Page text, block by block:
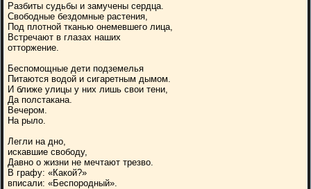
Разбиты судьбы и замучены сердца.
Свободные бездомные растения,
Под плотной тканью онемевшего лица,
Встречают в глазах наших
отторжение.
Беспомощные дети подземелья
Питаются водой и сигаретным дымом.
И ближе улицы у них лишь свои тени,
Да полстакана.
Вечером.
На рыло.
Легли на дно,
искавшие свободу,
Давно о жизни не мечтают трезво.
В графу: «Какой?»
вписали: «Беспородный».